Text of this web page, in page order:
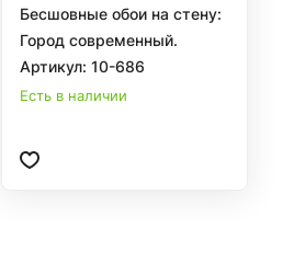
Бесшовные обои на стену:
Город современный.
Артикул: 10-686
Есть в наличии